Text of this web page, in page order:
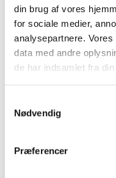
din brug af vores
for sociale medier,
analysepartnere.
data med andre
de har indsamlet fra
Nødvendig
Præferencer
juni (21)
maj (21)
april (24)
marts (42)
februar (12)
januar (18)
2018 (150)
2016 (167)